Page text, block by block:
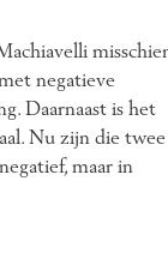
negatieve
Daarnaast is het
Nu zijn die twee
maar in